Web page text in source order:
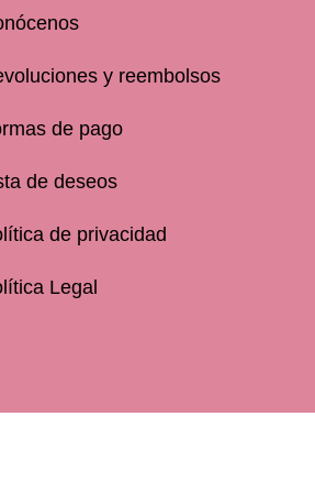
y reembolsos
de pago
de deseos
de privacidad
Legal